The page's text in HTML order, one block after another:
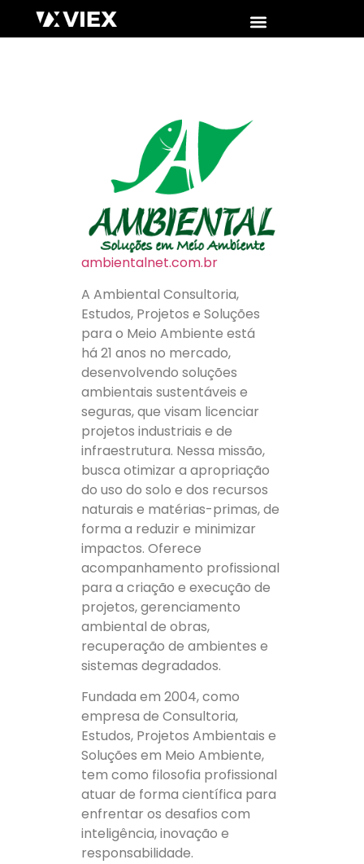
ambientalnet.com.br
A Ambiental Consultoria,
Estudos, Projetos e Soluções
para o Meio Ambiente está
há 21 anos no mercado,
desenvolvendo soluções
ambientais sustentáveis e
seguras, que visam licenciar
projetos industriais e de
infraestrutura. Nessa missão,
busca otimizar a apropriação
do uso do solo e dos recursos
naturais e matérias-primas, de
forma a reduzir e minimizar
impactos. Oferece
acompanhamento profissional
para a criação e execução de
projetos, gerenciamento
ambiental de obras,
recuperação de ambientes e
sistemas degradados.
Fundada em 2004, como
empresa de Consultoria,
Estudos, Projetos Ambientais e
Soluções em Meio Ambiente,
tem como filosofia profissional
atuar de forma científica para
enfrentar os desafios com
inteligência, inovação e
responsabilidade.